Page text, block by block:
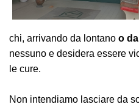
chi, arrivando da lontano o
nessuno e desidera essere
le cure.
Non intendiamo lasciare da